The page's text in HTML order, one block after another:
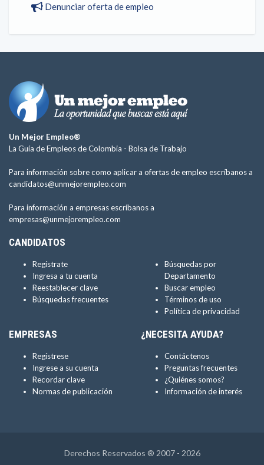
Denunciar oferta de empleo
Un Mejor Empleo®
La Guía de Empleos de Colombia - Bolsa de Trabajo
Para información sobre como aplicar a ofertas de empleo escríbanos a
candidatos@unmejorempleo.com
Para información a empresas escríbanos a
empresas@unmejorempleo.com
CANDIDATOS
Regístrate
Ingresa a tu cuenta
Reestablecer clave
Búsquedas frecuentes
Búsquedas por
Departamento
Buscar empleo
Términos de uso
Política de privacidad
EMPRESAS
Regístrese
Ingrese a su cuenta
Recordar clave
Normas de publicación
¿NECESITA AYUDA?
Contáctenos
Preguntas frecuentes
¿Quiénes somos?
Información de interés
Derechos Reservados ® 2007 - 2026